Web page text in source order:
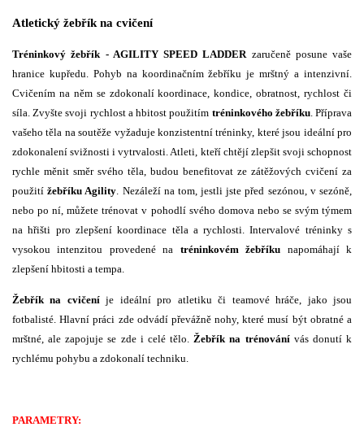
Atletický žebřík na cvičení
Tréninkový žebřík - AGILITY SPEED LADDER zaručeně posune vaše
hranice kupředu. Pohyb na koordinačním žebříku je mrštný a intenzivní.
Cvičením na něm se zdokonalí koordinace, kondice, obratnost, rychlost či
síla. Zvyšte svoji rychlost a hbitost použitím tréninkového žebříku. Příprava
vašeho těla na soutěže vyžaduje konzistentní tréninky, které jsou ideální pro
zdokonalení svižnosti i vytrvalosti. Atleti, kteří chtějí zlepšit svoji schopnost
rychle měnit směr svého těla, budou benefitovat ze zátěžových cvičení za
použitížebříku Agility . Nezáleží na tom, jestli jste před sezónou, v sezóně,
nebo po ní, můžete trénovat v pohodlí svého domova nebo se svým týmem
na hřišti pro zlepšení koordinace těla a rychlosti. Intervalové tréninky s
vysokou intenzitou provedené na tréninkovém žebříku napomáhají k
zlepšení hbitosti a tempa.
Žebřík na cvičeníje ideální pro atletiku či teamové hráče, jako jsou
fotbalisté. Hlavní práci zde odvádí převážně nohy, které musí být obratné a
mrštné, ale zapojuje se zde i celé tělo. Žebřík na trénovánívás donutí k
rychlému pohybu a zdokonalí techniku.
PARAMETRY: